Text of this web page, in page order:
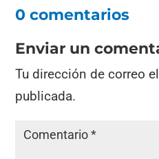
0 comentarios
Enviar un
Tu dirección de correo
publicada.